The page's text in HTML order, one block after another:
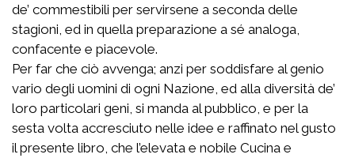
de’ commestibili per servirsene a seconda delle
stagioni, ed in quella preparazione a sé analoga,
confacente e piacevole.
Per far che ciò avvenga; anzi per soddisfare al genio
vario degli uomini di ogni Nazione, ed alla diversità de’
loro particolari geni, si manda al pubblico, e per la
sesta volta accresciuto nelle idee e raffinato nel gusto
il presente libro, che l’elevata e nobile Cucina e